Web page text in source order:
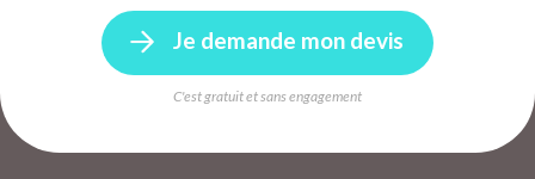
Je demande mon devis
C'est gratuit et sans engagement